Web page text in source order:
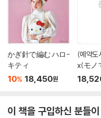
かぎ針で編む ハロ-
キティ
10% 18,450원
(예약
x(モノ
26年10
이 책을 구입하신 분들